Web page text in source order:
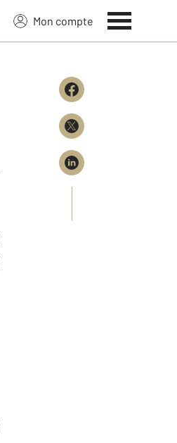
Mon compte